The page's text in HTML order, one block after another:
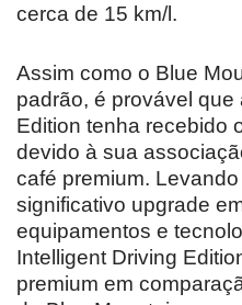
cerca de 15 km/l.
Assim como o Blue
padrão, é provável que
Edition tenha recebido
devido à sua
café premium.
significativo upgrade
equipamentos e
Intelligent Driving
premium em